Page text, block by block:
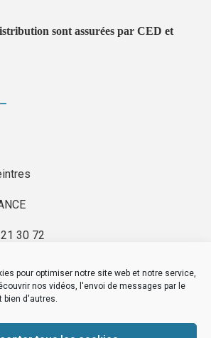
pour optimiser notre site web et notre service,
nos vidéos, l'envoi de messages par le
bien d'autres.
sont assurées par CED et
30 72
Mentions Légales